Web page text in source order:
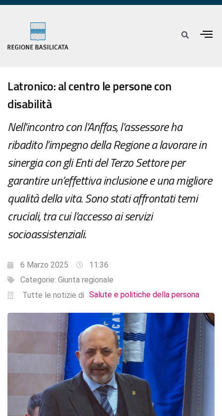
Latronico: al centro le persone con
disabilità
Nell'incontro con l'Anffas, l'assessore ha
ribadito l’impegno della Regione a lavorare in
sinergia con gli Enti del Terzo Settore per
garantire un’effettiva inclusione e una migliore
qualità della vita. Sono stati affrontati temi
cruciali, tra cui l’accesso ai servizi
socioassistenziali.
6 Marzo 2025
11:36
Categorie: Giunta regionale
Tutte le notizie di Salute e politiche della persona